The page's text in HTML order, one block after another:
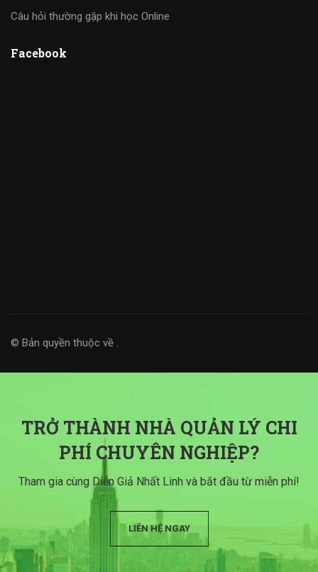
Câu hỏi thường gặp khi học Online
Facebook
© Bản quyền thuộc về .
TRỞ THÀNH NHÀ QUẢN LÝ CHI
PHÍ CHUYÊN NGHIỆP?
Tham gia cùng Diễn Giả Nhất Linh và bắt đầu từ miễn phí!
LIÊN HỆ NGAY